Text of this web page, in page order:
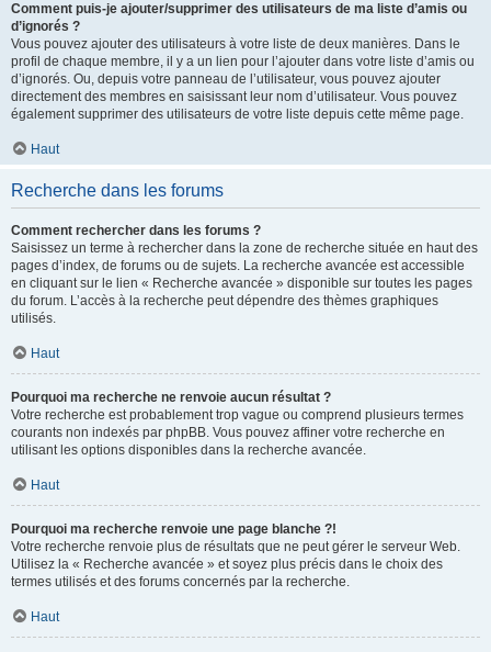
Comment puis-je ajouter/supprimer des utilisateurs de ma liste d’amis ou
d’ignorés ?
Vous pouvez ajouter des utilisateurs à votre liste de deux manières. Dans le
profil de chaque membre, il y a un lien pour l’ajouter dans votre liste d’amis ou
d’ignorés. Ou, depuis votre panneau de l’utilisateur, vous pouvez ajouter
directement des membres en saisissant leur nom d’utilisateur. Vous pouvez
également supprimer des utilisateurs de votre liste depuis cette même page.
Haut
Recherche dans les forums
Comment rechercher dans les forums ?
Saisissez un terme à rechercher dans la zone de recherche située en haut des
pages d’index, de forums ou de sujets. La recherche avancée est accessible
en cliquant sur le lien « Recherche avancée » disponible sur toutes les pages
du forum. L’accès à la recherche peut dépendre des thèmes graphiques
utilisés.
Haut
Pourquoi ma recherche ne renvoie aucun résultat ?
Votre recherche est probablement trop vague ou comprend plusieurs termes
courants non indexés par phpBB. Vous pouvez affiner votre recherche en
utilisant les options disponibles dans la recherche avancée.
Haut
Pourquoi ma recherche renvoie une page blanche ?!
Votre recherche renvoie plus de résultats que ne peut gérer le serveur Web.
Utilisez la « Recherche avancée » et soyez plus précis dans le choix des
termes utilisés et des forums concernés par la recherche.
Haut